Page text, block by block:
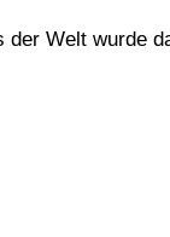
Welt wurde